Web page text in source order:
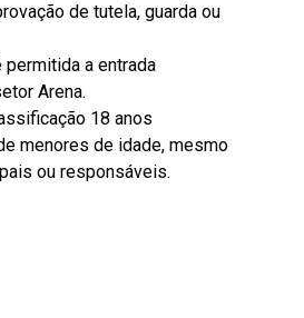
de tutela, guarda ou
permitida a entrada
Arena.
18 anos
menores de idade, mesmo
ou responsáveis.